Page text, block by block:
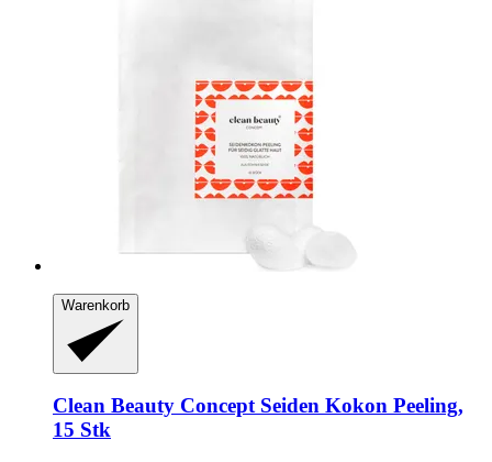
Warenkorb
Clean Beauty ConceptSeiden Kokon Peeling,
15 Stk